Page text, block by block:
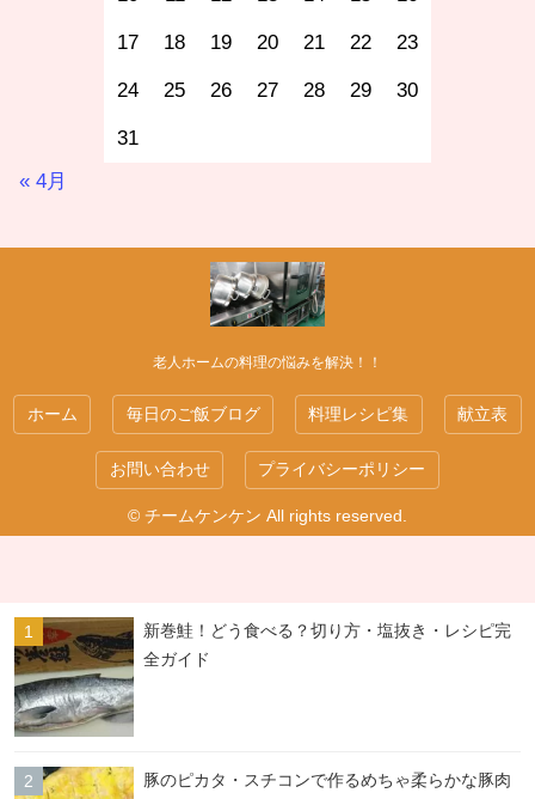
17 18 19 20 21 22 23
24 25 26 27 28 29 30
31
« 4月
老人ホームの料理の悩みを解決！！
ホーム 毎日のご飯ブログ 料理レシピ集 献立表
お問い合わせ プライバシーポリシー
© チームケンケン All rights reserved.
新巻鮭！どう食べる？切り方・塩抜き・レシピ完
全ガイド
豚のピカタ・スチコンで作るめちゃ柔らかな豚肉